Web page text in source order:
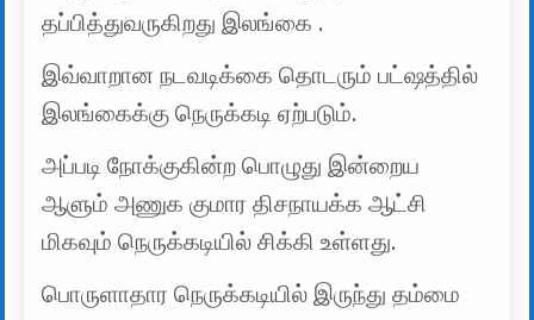
தப்பித்துவருகிறது இலங்கை .
இவ்வாறான நடவடிக்கை தொடரும் பட்ஷத்தில்
இலங்கைக்கு நெருக்கடி ஏற்படும்.
அப்படி நோக்குகின்ற பொழுது இன்றைய
ஆளும் அணுக குமார திசநாயக்க ஆட்சி
மிகவும் நெருக்கடியில் சிக்கி உள்ளது.
பொருளாதார நெருக்கடியில் இருந்து தம்மை